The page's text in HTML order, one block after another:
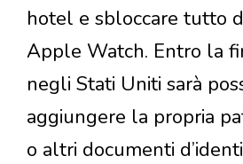
hotel e sbloccare tutto
Apple Watch. Entro la
negli Stati Uniti sarà
aggiungere la propria
o altri documenti